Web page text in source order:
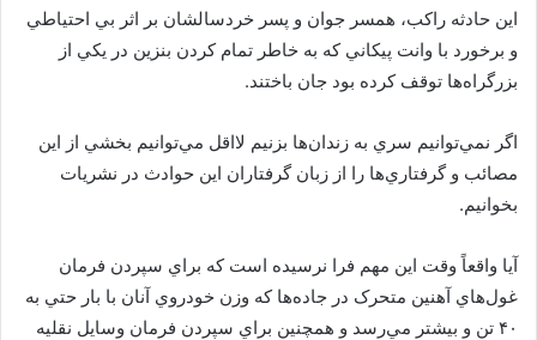
اين حادثه راکب، همسر جوان و پسر خردسالشان بر اثر بي احتياطي
و برخورد با وانت پيکاني که به خاطر تمام کردن بنزين در يکي از
بزرگراه‌ها توقف کرده بود جان باختند.
اگر نمي‌توانيم سري به زندان‌ها بزنيم لااقل مي‌توانيم بخشي از اين
مصائب و گرفتاري‌ها را از زبان گرفتاران اين حوادث در نشريات
بخوانيم.
آيا واقعاً وقت اين مهم فرا نرسيده است که براي سپردن فرمان
غول‌هاي آهنين متحرک در جاده‌ها که وزن خودروي آنان با بار حتي به
۴۰ تن و بيشتر مي‌رسد و همچنين براي سپردن فرمان وسايل نقليه